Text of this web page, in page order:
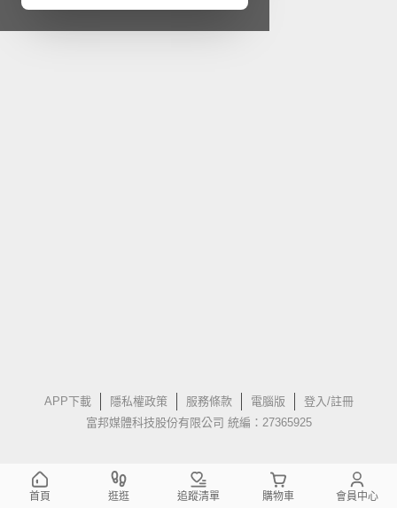
APP下載 隱私權政策 服務條款 電腦版
登入/註冊
富邦媒體科技股份有限公司 統編：27365925
首頁 逛逛 追蹤清單 購物車 會員中心